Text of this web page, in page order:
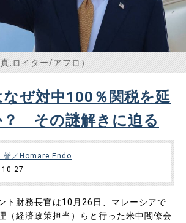
:ロイター/アフロ）
なぜ対中100％関税を延
？ その謎解きに迫る
／Homare Endo
27
ト財務長官は10月26日、マレーシアで
（経済政策担当）らと行った米中閣僚会